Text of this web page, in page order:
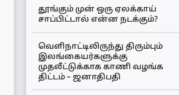
தூங்கும் முன் ஒரு ஏலக்காய்
சாப்பிட்டால் என்ன நடக்கும்?
வெளிநாட்டிலிருந்து திரும்பும்
இலங்கையர்களுக்கு
முதலீட்டுக்காக காணி வழங்க
திட்டம் – ஜனாதிபதி